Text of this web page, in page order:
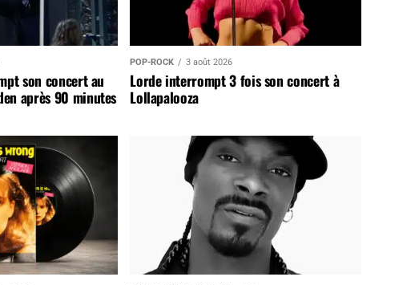
son concert au
après 90 minutes
POP-ROCK 3 août 2026
Lorde interrompt 3 fois son concert à
Lollapalooza